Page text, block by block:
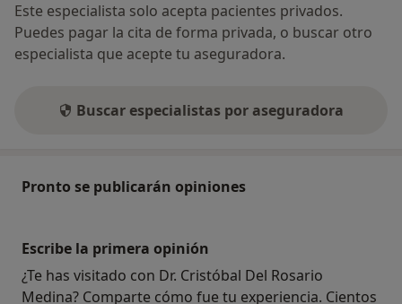
Este especialista solo acepta pacientes privados.
Puedes pagar la cita de forma privada, o buscar otro
especialista que acepte tu aseguradora.
Buscar especialistas por aseguradora
Pronto se publicarán opiniones
Escribe la primera opinión
¿Te has visitado con Dr. Cristóbal Del Rosario
Medina? Comparte cómo fue tu experiencia. Cientos